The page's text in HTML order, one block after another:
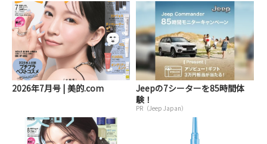
2026年7月号 | 美的.com
Jeepの7シーターを85時間体
験！
PR（Jeep Japan）